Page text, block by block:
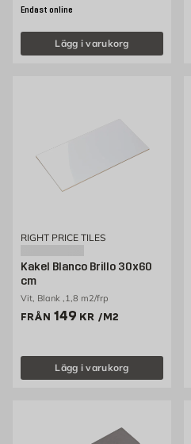
Endast online
Lägg i varukorg
RIGHT PRICE TILES
Kakel Blanco Brillo 30x60
cm
Vit, Blank ,1,8 m2/frp
FRÅN Pris 149 kr /m2
149 KR /M2
Lägg i varukorg